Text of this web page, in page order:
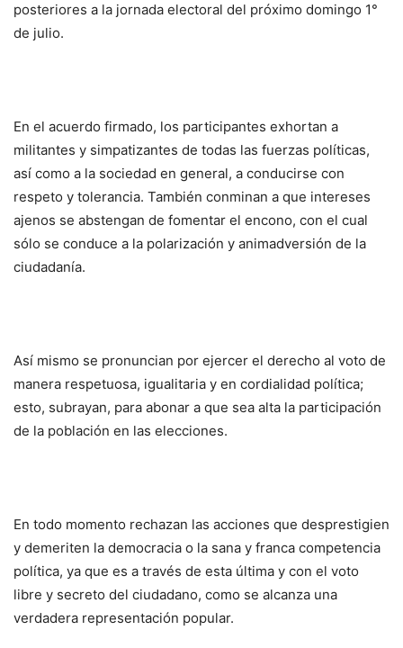
posteriores a la jornada electoral del próximo domingo 1°
de julio.
En el acuerdo firmado, los participantes exhortan a
militantes y simpatizantes de todas las fuerzas políticas,
así como a la sociedad en general, a conducirse con
respeto y tolerancia. También conminan a que intereses
ajenos se abstengan de fomentar el encono, con el cual
sólo se conduce a la polarización y animadversión de la
ciudadanía.
Así mismo se pronuncian por ejercer el derecho al voto de
manera respetuosa, igualitaria y en cordialidad política;
esto, subrayan, para abonar a que sea alta la participación
de la población en las elecciones.
En todo momento rechazan las acciones que desprestigien
y demeriten la democracia o la sana y franca competencia
política, ya que es a través de esta última y con el voto
libre y secreto del ciudadano, como se alcanza una
verdadera representación popular.